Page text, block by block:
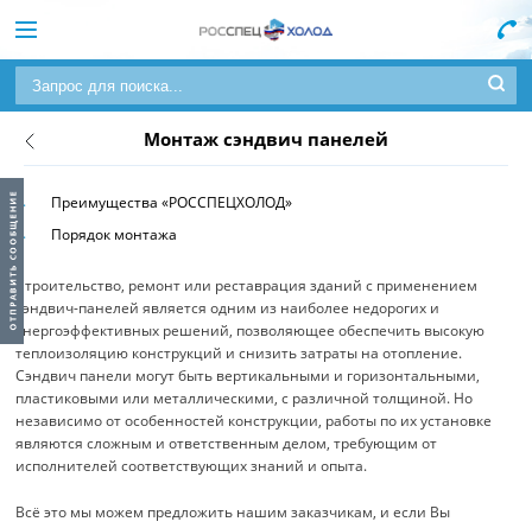
Монтаж сэндвич панелей
Преимущества «РОССПЕЦХОЛОД»
Порядок монтажа
Строительство, ремонт или реставрация зданий с применением
сэндвич-панелей является одним из наиболее недорогих и
энергоэффективных решений, позволяющее обеспечить высокую
теплоизоляцию конструкций и снизить затраты на отопление.
Сэндвич панели могут быть вертикальными и горизонтальными,
пластиковыми или металлическими, с различной толщиной. Но
независимо от особенностей конструкции, работы по их установке
являются сложным и ответственным делом, требующим от
исполнителей соответствующих знаний и опыта.
Всё это мы можем предложить нашим заказчикам, и если Вы